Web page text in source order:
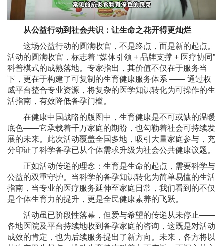
从公益行动到社会共识：让生命之花开得更灿烂
这场公益行动的圆满收官，不是终点，而是新的起点。
活动的圆满收官，标志着 “媒体引领 + 品牌支撑 + 医疗协同”
科普模式的成熟落地。专家指出，其价值不仅在于服务当
下，更在于构建了可复制的生育健康服务体系 —— 通过权
威平台整合专业资源，将复杂的医学知识转化为可操作的生
活指南，有效降低备孕门槛。
在健康中国战略的版图中，生育健康是不可或缺的温暖
底色——它承载着千万家庭的期盼，也勾勒着社会可持续发
展的未来。此次活动覆盖全国多地，吸引大量家庭参与，充
分印证了科学备孕已从个体需求升级为社会公共健康议题。
正如活动传递的理念：生育是生命的起点，需要科学与
公益的双重守护。当科学的备孕知识转化为简单易懂的生活
指南，当专业的医疗服务延伸至家庭日常，我们看到的不仅
是个体生育力的提升，更是全民健康素养的飞跃。
活动虽已阶段性落幕，但爱与希望的传递从未停止——
各地医院及平台持续地收到备孕家庭的咨询，这既是对活动
成效的肯定，也为后续服务提出了新方向。未来，各方将以